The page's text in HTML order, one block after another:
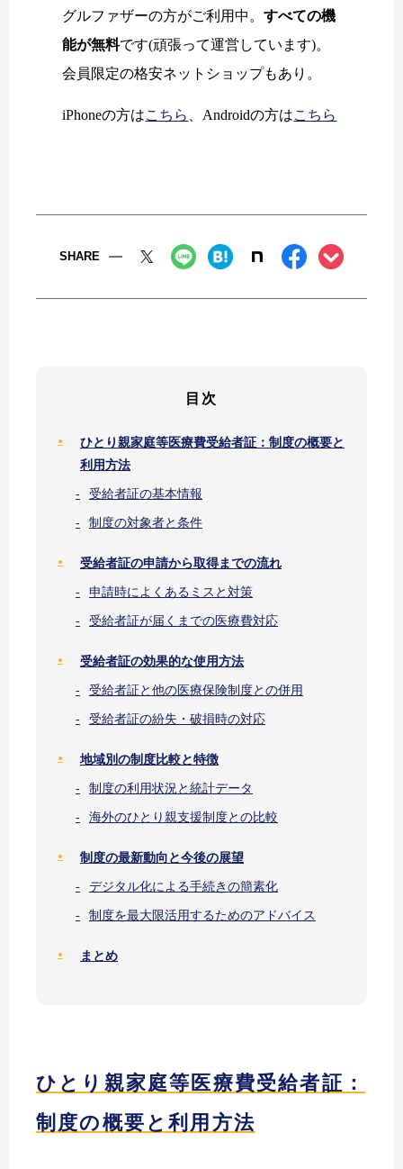
グルファザーの方がご利用中。すべての機
能が無料です(頑張って運営しています)。
会員限定の格安ネットショップもあり。
iPhoneの方はこちら 、Androidの方はこちら
SHARE
目次
ひとり親家庭等医療費受給者証：制度の概要と
利用方法
受給者証の基本情報
制度の対象者と条件
受給者証の申請から取得までの流れ
申請時によくあるミスと対策
受給者証が届くまでの医療費対応
受給者証の効果的な使用方法
受給者証と他の医療保険制度との併用
受給者証の紛失・破損時の対応
地域別の制度比較と特徴
制度の利用状況と統計データ
海外のひとり親支援制度との比較
制度の最新動向と今後の展望
デジタル化による手続きの簡素化
制度を最大限活用するためのアドバイス
まとめ
ひとり親家庭等医療費受給者証：
制度の概要と利用方法